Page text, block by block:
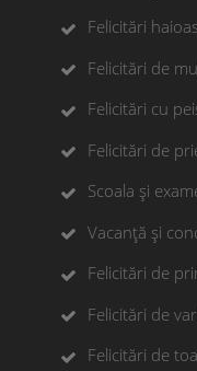
Felicitări
Felicitări de
Felicitări cu
Felicitări de
Scoala și
Vacanță și
Felicitări de
Felicitări de
Felicitări de